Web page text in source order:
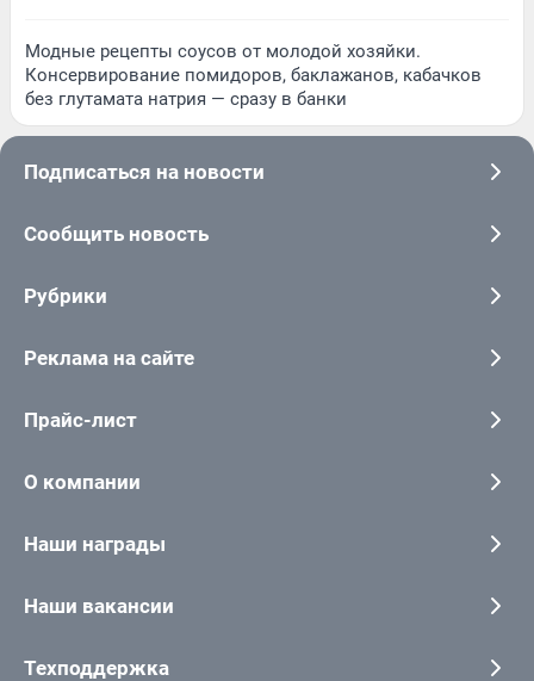
Модные рецепты соусов от молодой хозяйки.
Консервирование помидоров, баклажанов, кабачков
без глутамата натрия — сразу в банки
Подписаться на новости
Сообщить новость
Рубрики
Реклама на сайте
Прайс-лист
О компании
Наши награды
Наши вакансии
Техподдержка